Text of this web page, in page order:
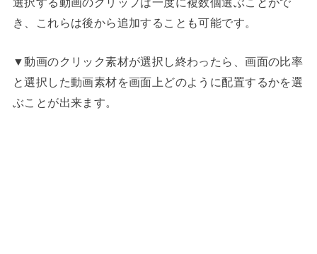
き、これらは後から追加することも可能です。
▼動画のクリック素材が選択し終わったら、画面の比率
と選択した動画素材を画面上どのように配置するかを選
ぶことが出来ます。